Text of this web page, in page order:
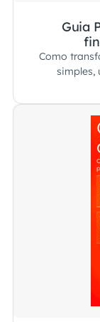
Guia
Como
simples,